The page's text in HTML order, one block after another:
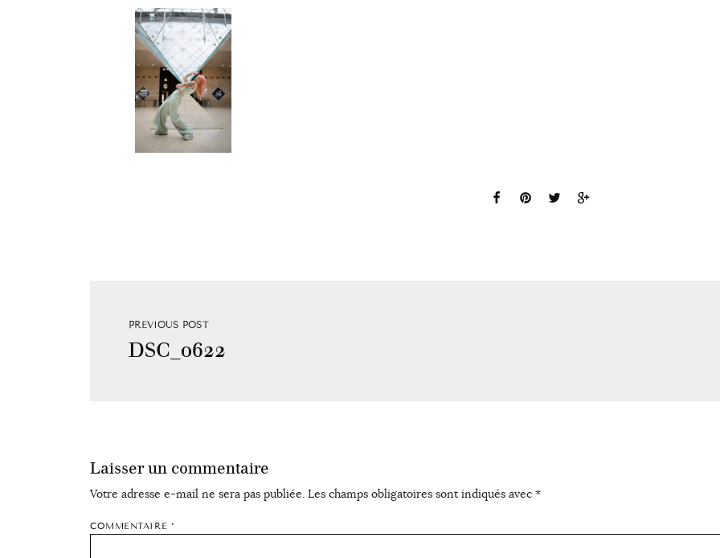
PREVIOUS POST
DSC_0622
Laisser un commentaire
Votre adresse e-mail ne sera pas publiée. Les champs obligatoires sont indiqués avec *
COMMENTAIRE *